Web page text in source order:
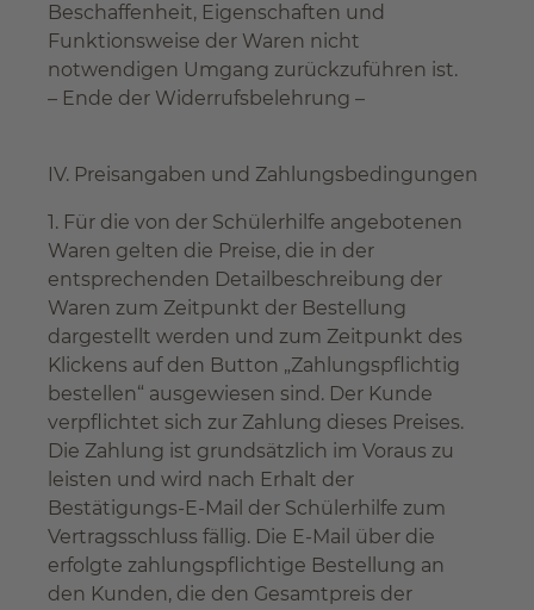
Beschaffenheit, Eigenschaften und
Funktionsweise der Waren nicht
notwendigen Umgang zurückzuführen ist.
– Ende der Widerrufsbelehrung –
IV. Preisangaben und Zahlungsbedingungen
1. Für die von der Schülerhilfe angebotenen
Waren gelten die Preise, die in der
entsprechenden Detailbeschreibung der
Waren zum Zeitpunkt der Bestellung
dargestellt werden und zum Zeitpunkt des
Klickens auf den Button „Zahlungspflichtig
bestellen“ ausgewiesen sind. Der Kunde
verpflichtet sich zur Zahlung dieses Preises.
Die Zahlung ist grundsätzlich im Voraus zu
leisten und wird nach Erhalt der
Bestätigungs-E-Mail der Schülerhilfe zum
Vertragsschluss fällig. Die E-Mail über die
erfolgte zahlungspflichtige Bestellung an
den Kunden, die den Gesamtpreis der